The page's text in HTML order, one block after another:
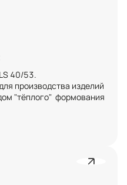
40/53.
производства изделий
"тёплого"  формования